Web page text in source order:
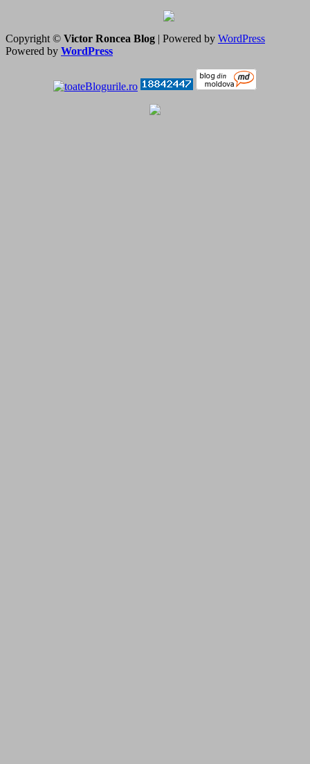
Copyright © Victor Roncea Blog | Powered by WordPress
Powered by WordPress